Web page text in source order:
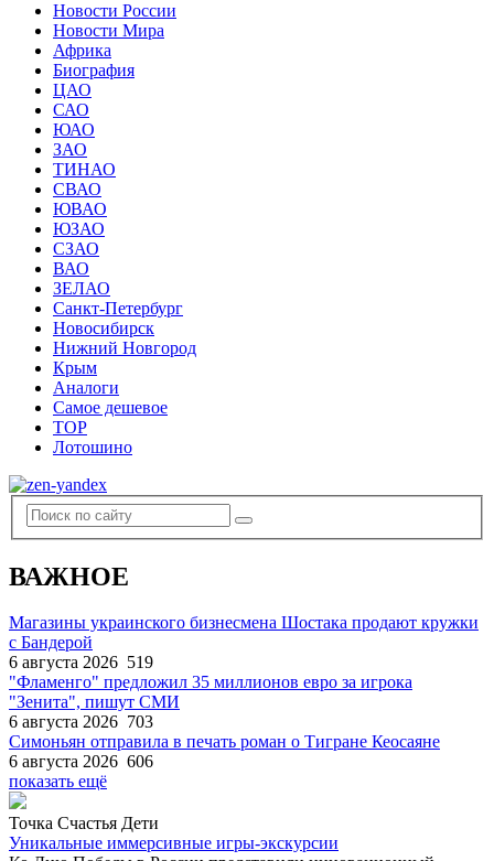
Новости России
Новости Мира
Африка
Биография
ЦАО
САО
ЮАО
ЗАО
ТИНАО
СВАО
ЮВАО
ЮЗАО
СЗАО
ВАО
ЗЕЛАО
Санкт-Петербург
Новосибирск
Нижний Новгород
Крым
Аналоги
Самое дешевое
TOP
Лотошино
ВАЖНОЕ
Магазины украинского бизнесмена Шостака продают кружки
с Бандерой
6 августа 2026 519
"Фламенго" предложил 35 миллионов евро за игрока
"Зенита", пишут СМИ
6 августа 2026 703
Симоньян отправила в печать роман о Тигране Кеосаяне
6 августа 2026 606
показать ещё
Точка Счастья Дети
Уникальные иммерсивные игры-экскурсии